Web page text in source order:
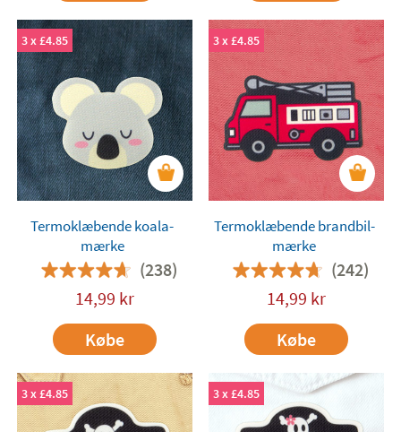
3 x £4.85
Termoklæbende koala-
mærke
(238)
14,99 kr
Købe
3 x £4.85
Termoklæbende brandbil-
mærke
(242)
14,99 kr
Købe
3 x £4.85 3 x £4.85